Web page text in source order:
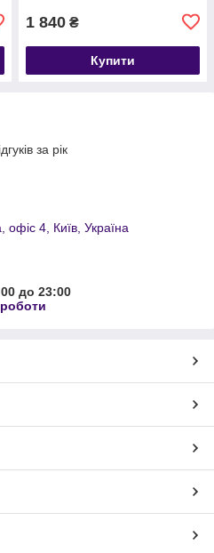
1 840 ₴
Купити
за рік
4, Київ, Україна
до 23:00